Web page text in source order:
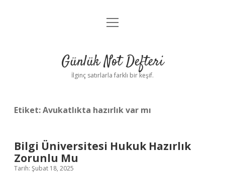
Anasayfa
Yasal Uyarı
menüyü
Günlük Not Defteri
İlginç satırlarla farklı bir keşif.
Etiket:Avukatlıkta hazırlık var mı
Bilgi Üniversitesi Hukuk Hazırlık
Zorunlu Mu
Tarih: Şubat 18, 2025